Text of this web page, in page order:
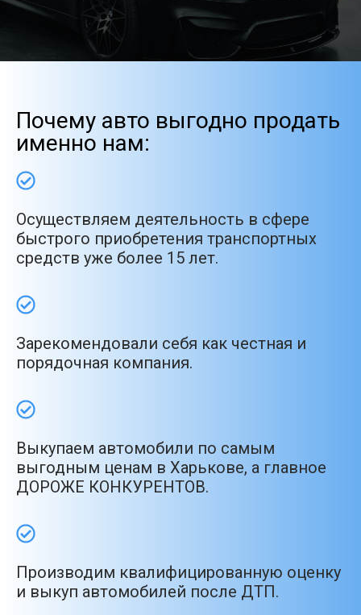
Почему авто выгодно продать
именно нам:
Осуществляем деятельность в сфере
быстрого приобретения транспортных
средств уже более 15 лет.
Зарекомендовали себя как честная и
порядочная компания.
Выкупаем автомобили по самым
выгодным ценам в Харькове, а главное
ДОРОЖЕ КОНКУРЕНТОВ.
Производим квалифицированную оценку
и выкуп автомобилей после ДТП.